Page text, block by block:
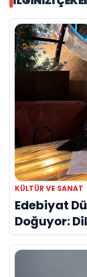
KÜLTÜR VE SANAT
Edebiyat
Doğuyor:
Evreni